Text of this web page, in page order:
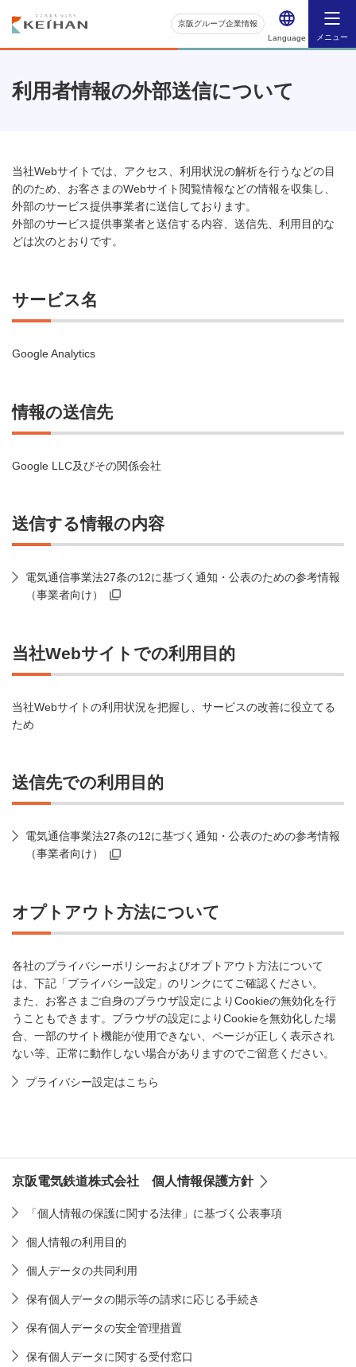
Language メニュー
京阪グループ企業情報
利用者情報の外部送信について
当社Webサイトでは、アクセス、利用状況の解析を行うなどの目
的のため、お客さまのWebサイト閲覧情報などの情報を収集し、
外部のサービス提供事業者に送信しております。
外部のサービス提供事業者と送信する内容、送信先、利用目的な
どは次のとおりです。
サービス名
Google Analytics
情報の送信先
Google LLC及びその関係会社
送信する情報の内容
電気通信事業法27条の12に基づく通知・公表のための参考情報
（事業者向け）
当社Webサイトでの利用目的
当社Webサイトの利用状況を把握し、サービスの改善に役立てる
ため
送信先での利用目的
電気通信事業法27条の12に基づく通知・公表のための参考情報
（事業者向け）
オプトアウト方法について
各社のプライバシーポリシーおよびオプトアウト方法について
は、下記「プライバシー設定」のリンクにてご確認ください。
また、お客さまご自身のブラウザ設定によりCookieの無効化を行
うこともできます。ブラウザの設定によりCookieを無効化した場
合、一部のサイト機能が使用できない、ページが正しく表示され
ない等、正常に動作しない場合がありますのでご留意ください。
プライバシー設定はこちら
京阪電気鉄道株式会社 個人情報保護方針
「個人情報の保護に関する法律」に基づく公表事項
個人情報の利用目的
個人データの共同利用
保有個人データの開示等の請求に応じる手続き
保有個人データの安全管理措置
保有個人データに関する受付窓口